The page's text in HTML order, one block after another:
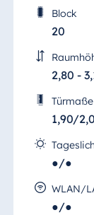
Block
20
2,80 -
1,90/
●/●
WLAN/
●/●